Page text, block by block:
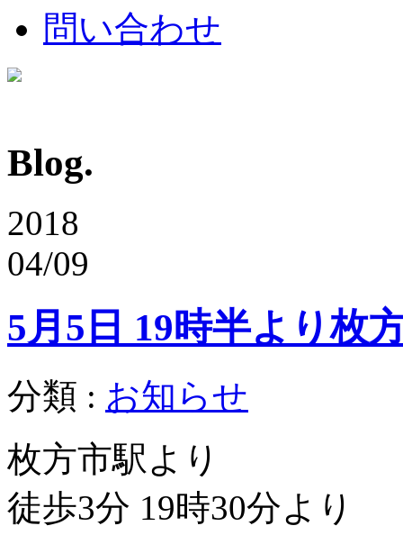
問い合わせ
Blog.
2018
04/09
5月5日 19時半より枚
分類 : お知らせ
枚方市駅より
徒歩3分 19時30分より